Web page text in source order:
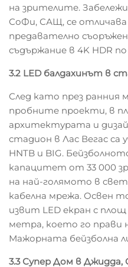
на зрителите.
СоФи, САЩ, се
предавателно
съдържание в 4K HDR
3.2 LED балдахинът в
След като през ранния
пробните проекти, в
архитектурата и
стадион в Лас Вегас
HNTB и BIG.
капацитет от 33 000
на най-голямото в
кабелна мрежа. Освен
извит LED екран с
метра, което го прави
Мажорната бейзболна
3.3 Супер Дом в Джидда,